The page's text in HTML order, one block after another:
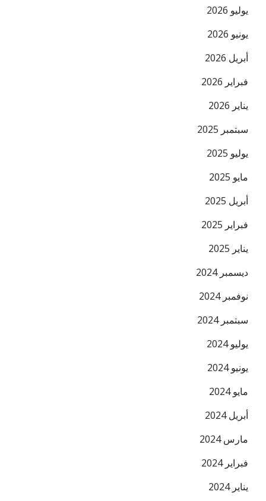
يوليو 2026
يونيو 2026
أبريل 2026
فبراير 2026
يناير 2026
سبتمبر 2025
يوليو 2025
مايو 2025
أبريل 2025
فبراير 2025
يناير 2025
ديسمبر 2024
نوفمبر 2024
سبتمبر 2024
يوليو 2024
يونيو 2024
مايو 2024
أبريل 2024
مارس 2024
فبراير 2024
يناير 2024